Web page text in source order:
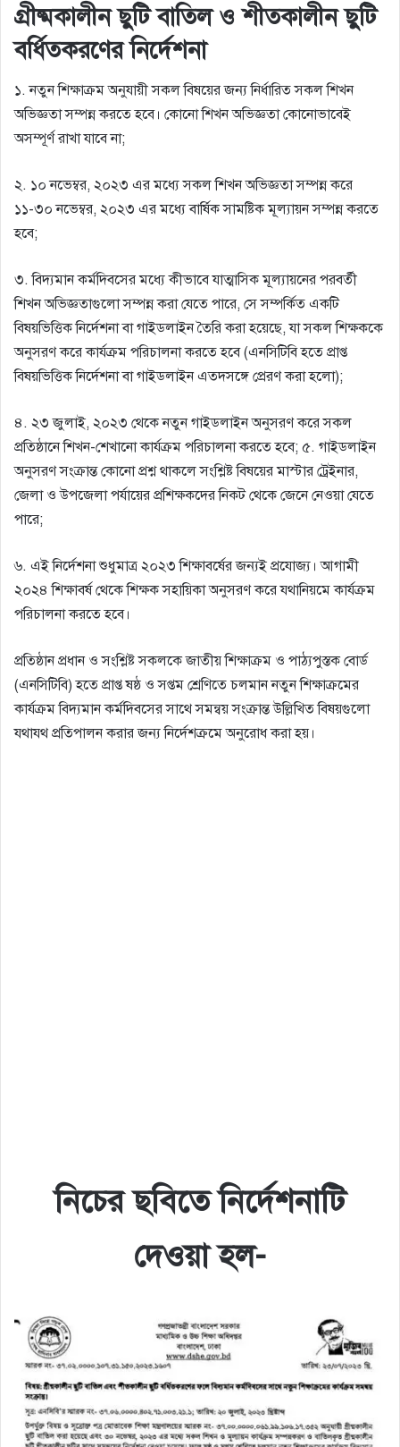
গ্রীষ্মকালীন ছুটি বাতিল ও শীতকালীন ছুটি
বর্ধিতকরণের নির্দেশনা
১. নতুন শিক্ষাক্রম অনুযায়ী সকল বিষয়ের জন্য নির্ধারিত সকল শিখন
অভিজ্ঞতা সম্পন্ন করতে হবে। কোনো শিখন অভিজ্ঞতা কোনোভাবেই
অসম্পূর্ণ রাখা যাবে না;
২. ১০ নভেম্বর, ২০২৩ এর মধ্যে সকল শিখন অভিজ্ঞতা সম্পন্ন করে
১১-৩০ নভেম্বর, ২০২৩ এর মধ্যে বার্ষিক সামষ্টিক মূল্যায়ন সম্পন্ন করতে
হবে;
৩. বিদ্যমান কর্মদিবসের মধ্যে কীভাবে যাত্মাসিক মূল্যায়নের পরবর্তী
শিখন অভিজ্ঞতাগুলো সম্পন্ন করা যেতে পারে, সে সম্পর্কিত একটি
বিষয়ভিত্তিক নির্দেশনা বা গাইডলাইন তৈরি করা হয়েছে, যা সকল শিক্ষককে
অনুসরণ করে কার্যক্রম পরিচালনা করতে হবে (এনসিটিবি হতে প্রাপ্ত
বিষয়ভিত্তিক নির্দেশনা বা গাইডলাইন এতদসঙ্গে প্রেরণ করা হলো);
৪. ২৩ জুলাই, ২০২৩ থেকে নতুন গাইডলাইন অনুসরণ করে সকল
প্রতিষ্ঠানে শিখন-শেখানো কার্যক্রম পরিচালনা করতে হবে; ৫. গাইডলাইন
অনুসরণ সংক্রান্ত কোনো প্রশ্ন থাকলে সংশ্লিষ্ট বিষয়ের মাস্টার ট্রেইনার,
জেলা ও উপজেলা পর্যায়ের প্রশিক্ষকদের নিকট থেকে জেনে নেওয়া যেতে
পারে;
৬. এই নির্দেশনা শুধুমাত্র ২০২৩ শিক্ষাবর্ষের জন্যই প্রযোজ্য। আগামী
২০২৪ শিক্ষাবর্ষ থেকে শিক্ষক সহায়িকা অনুসরণ করে যথানিয়মে কার্যক্রম
পরিচালনা করতে হবে।
প্রতিষ্ঠান প্রধান ও সংশ্লিষ্ট সকলকে জাতীয় শিক্ষাক্রম ও পাঠ্যপুস্তক বোর্ড
(এনসিটিবি) হতে প্রাপ্ত ষষ্ঠ ও সপ্তম শ্রেণিতে চলমান নতুন শিক্ষাক্রমের
কার্যক্রম বিদ্যমান কর্মদিবসের সাথে সমন্বয় সংক্রান্ত উল্লিখিত বিষয়গুলো
যথাযথ প্রতিপালন করার জন্য নির্দেশক্রমে অনুরোধ করা হয়।
নিচের ছবিতে নির্দেশনাটি
দেওয়া হল-